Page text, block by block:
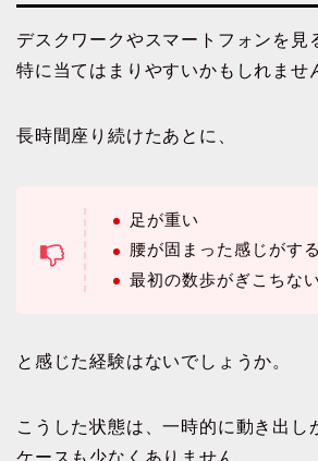
デスクワークやスマートフォンを見
特に当てはまりやすいかもしれませ
長時間座り続けたあとに、
足が重い
腰が固まった感じがする
最初の数歩がぎこちない
と感じた経験はないでしょうか。
こうした状態は、一時的に動き出し
ケースも少なくありません。